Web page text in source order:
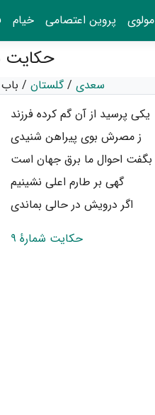
مولوی پروین اعتصامی خیام
حکایت
سعدی /گلستان /
یکی پرسید از آن گم کرده فرزند
ز مصرش بوی پیراهن شنیدی
بگفت احوال ما برق جهان است
گهی بر طارم اعلی نشینیم
اگر درویش در حالی بماندی
حکایت شمارهٔ ۹